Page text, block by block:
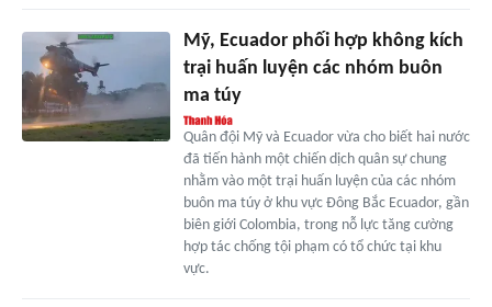
Mỹ, Ecuador phối hợp không kích
trại huấn luyện các nhóm buôn
ma túy
Quân đội Mỹ và Ecuador vừa cho biết hai nước
đã tiến hành một chiến dịch quân sự chung
nhằm vào một trại huấn luyện của các nhóm
buôn ma túy ở khu vực Đông Bắc Ecuador, gần
biên giới Colombia, trong nỗ lực tăng cường
hợp tác chống tội phạm có tổ chức tại khu
vực.